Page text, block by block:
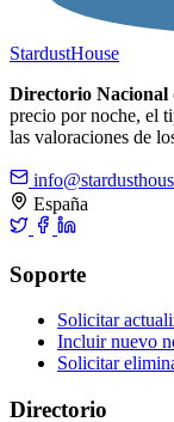
StardustHouse
Directorio Nacional
precio por noche, el
las valoraciones de
España
Soporte
Solicitar
Incluir nuevo
Solicitar
Directorio